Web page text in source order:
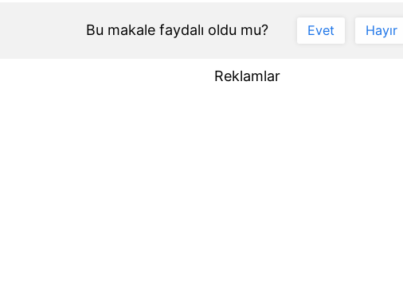
Bu makale faydalı oldu mu? Evet Hayır
Reklamlar